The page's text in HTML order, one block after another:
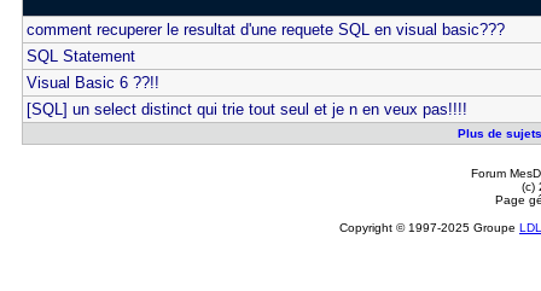
comment recuperer le resultat d'une requete SQL en visual basic???
SQL Statement
Visual Basic 6 ??!!
[SQL] un select distinct qui trie tout seul et je n en veux pas!!!!
Plus de
Forum
(c)
Page
Copyright © 1997-2025 Groupe